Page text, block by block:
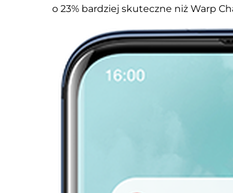
o 23% bardziej skuteczne niż Warp